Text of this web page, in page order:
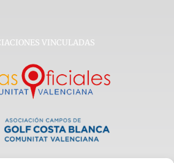
VINCULADAS